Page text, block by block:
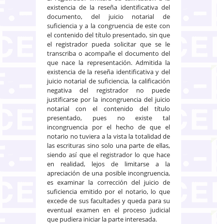
existencia de la reseña identificativa del
documento, del juicio notarial de
suficiencia y a la congruencia de este con
el contenido del título presentado, sin que
el registrador pueda solicitar que se le
transcriba o acompañe el documento del
que nace la representación. Admitida la
existencia de la reseña identificativa y del
juicio notarial de suficiencia, la calificación
negativa del registrador no puede
justificarse por la incongruencia del juicio
notarial con el contenido del título
presentado, pues no existe tal
incongruencia por el hecho de que el
notario no tuviera a la vista la totalidad de
las escrituras sino solo una parte de ellas,
siendo así que el registrador lo que hace
en realidad, lejos de limitarse a la
apreciación de una posible incongruencia,
es examinar la corrección del juicio de
suficiencia emitido por el notario, lo que
excede de sus facultades y queda para su
eventual examen en el proceso judicial
que pudiera iniciar la parte interesada.